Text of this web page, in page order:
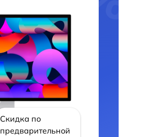
Скидка по
предварительной